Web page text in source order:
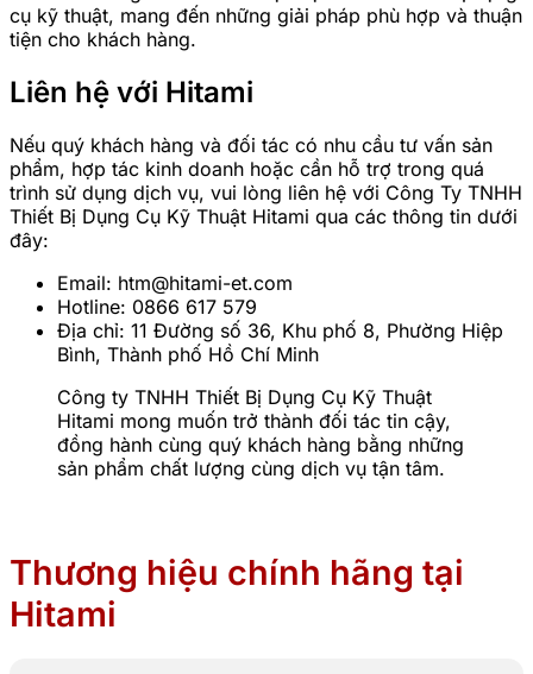
cụ kỹ thuật, mang đến những giải pháp phù hợp và thuận
tiện cho khách hàng.
Liên hệ với Hitami
Nếu quý khách hàng và đối tác có nhu cầu tư vấn sản
phẩm, hợp tác kinh doanh hoặc cần hỗ trợ trong quá
trình sử dụng dịch vụ, vui lòng liên hệ với Công Ty TNHH
Thiết Bị Dụng Cụ Kỹ Thuật Hitami qua các thông tin dưới
đây:
Email: htm@hitami-et.com
Hotline: 0866 617 579
Địa chỉ: 11 Đường số 36, Khu phố 8, Phường Hiệp
Bình, Thành phố Hồ Chí Minh
Công ty TNHH Thiết Bị Dụng Cụ Kỹ Thuật
Hitami mong muốn trở thành đối tác tin cậy,
đồng hành cùng quý khách hàng bằng những
sản phẩm chất lượng cùng dịch vụ tận tâm.
Thương hiệu chính hãng tại
Hitami